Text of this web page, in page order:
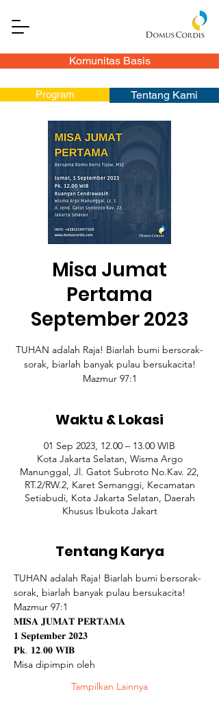
Komunitas Basis
Program Tentang Kami
Misa Jumat
Pertama
September 2023
TUHAN adalah Raja! Biarlah bumi bersorak-
sorak, biarlah banyak pulau bersukacita!
Mazmur 97:1
Waktu & Lokasi
01 Sep 2023, 12.00 – 13.00 WIB
Kota Jakarta Selatan, Wisma Argo
Manunggal, Jl. Gatot Subroto No.Kav. 22,
RT.2/RW.2, Karet Semanggi, Kecamatan
Setiabudi, Kota Jakarta Selatan, Daerah
Khusus Ibukota Jakart
Tentang Karya
TUHAN adalah Raja! Biarlah bumi bersorak-
sorak, biarlah banyak pulau bersukacita!
Mazmur 97:1
𝐌𝐈𝐒𝐀 𝐉𝐔𝐌𝐀𝐓 𝐏𝐄𝐑𝐓𝐀𝐌𝐀
𝟏 𝐒𝐞𝐩𝐭𝐞𝐦𝐛𝐞𝐫 𝟐𝟎𝟐𝟑
𝐏𝐤. 𝟏𝟐.𝟎𝟎 𝐖𝐈𝐁
Misa dipimpin oleh
Tampilkan Lainnya